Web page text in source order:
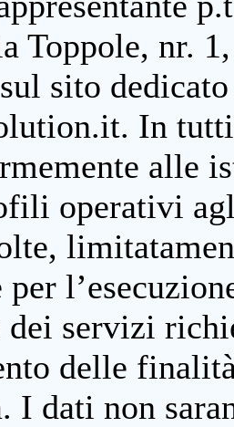
Toppole, nr.
sito
In
alle
operativi
per
dei servizi
delle
I dati non